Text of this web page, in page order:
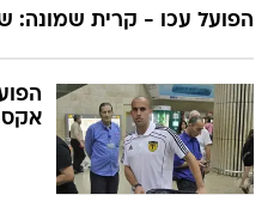
הפועל עכו - קרית שמונה: